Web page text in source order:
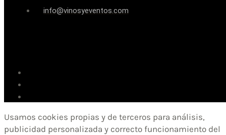
info@vinosyeventos.com
Usamos cookies propias y de terceros para análisis,
publicidad personalizada y correcto funcionamiento del